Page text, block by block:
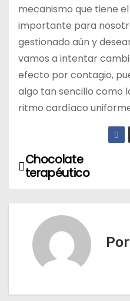
mecanismo que tiene
importante para
gestionado aún y
vamos a intentar
efecto por contagio,
algo tan sencillo como
ritmo cardíaco
NChocolate
terapéutico
Por